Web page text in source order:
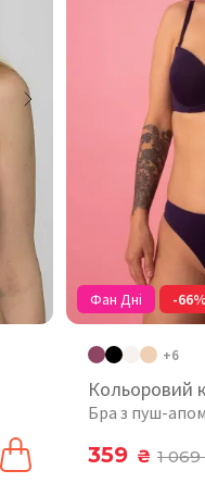
Фан Дні -66%
+6
Кольоровий
Бра з пуш-
359 ₴ 1 069